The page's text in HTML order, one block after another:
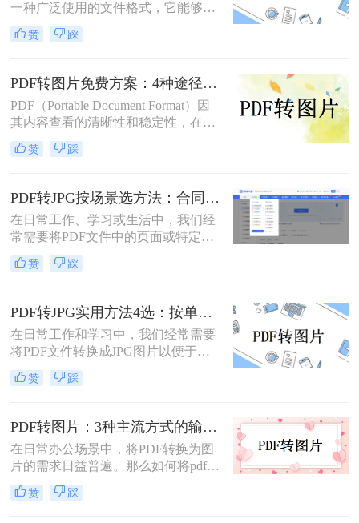
一种广泛使用的文件格式，它能够保
持文档格式不变，无论在哪种设备上
打开都能呈现出一致的效果。然而，
一页或多页转换为图片格式，比如
JPG或PNG，以方便在不同的应用场
景中使用。那么pdf转图片怎么转呢？
本文将详细介绍几种常见的方法来帮
助您将PDF文件转换为图片。
赞 踩
PDF转图片免费方案：4种途径的免费额度和隐藏限制！
PDF（Portable Document Format）因
其内容查看的清晰性和稳定性，在日
常工作和学习中得到了广泛应用。然
而，在某些情况下，我们可能需要将
活地编辑、分享或用于其他特殊用
途。那么pdf转图片怎么转免费呢？以
下将详细介绍几种免费将PDF转换为
图片的方法，帮助用户轻松实现格式
转换。
赞 踩
PDF转JPG按场景选方法：合同、图纸、证件照分别用哪种！
在日常工作、学习或生活中，我们经
常需要将PDF文件中的页面或特定内
容转换为JPG图片格式。无论是为了
在演示文稿中插入一页图表、在社交
了满足某些平台只支持图片上传的需
求，PDF转JPG都是一项非常实用的
技能
赞 踩
PDF转JPG实用方法4选：按单页/多页/批量场景分别推荐！
在日常工作和学习中，我们经常需要
将PDF文件转换成JPG图片以便于浏
览、分享或编辑。PDF（Portable
Document Format）作为一种文档格
保护机制著称，但在某些情况下，我
们更希望将其转换为JPG（Joint
Photographic Experts Group）格式的图
片文件。那么如何把pdf怎么转换成
jpg图片呢？本文将介绍几种实用的方
法，帮助您轻松实现PDF到JPG的转
赞 踩
PDF转图片：3种主流方式的输出分辨率和文件体积实测！
在日常办公场景中，将PDF转换为图
片的需求日益普遍。那么如何将pdf转
换成图片呢？本文精选三种主流方
法，助您高效完成格式转换。
赞 踩